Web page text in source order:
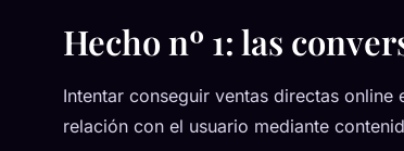
Hecho nº 1: las
Intentar conseguir ventas directas
relación con el usuario mediante